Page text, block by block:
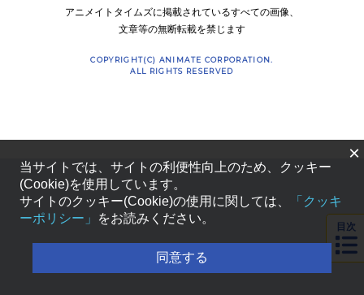
アニメイトタイムズに掲載されているすべての画像、
文章等の無断転載を禁じます
COPYRIGHT(C) ANIMATE CORPORATION.
ALL RIGHTS RESERVED
目次
×
当サイトでは、サイトの利便性向上のため、クッキー
(Cookie)を使用しています。
サイトのクッキー(Cookie)の使用に関しては、
「クッキ
ーポリシー」
をお読みください。
同意する